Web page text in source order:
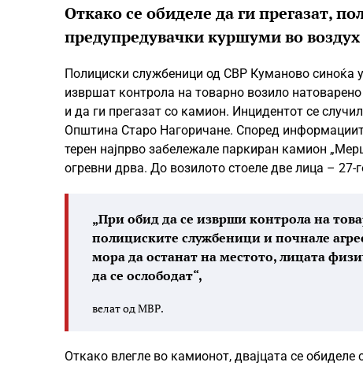
Откако се обиделе да ги прегазат,
предупредувачки куршуми во воздух
Полициски службеници од СВР Куманово синоќа
извршат контрола на товарно возило
и да ги прегазат со камион. Инцидентот се
Општина Старо Нагоричане. Според
терен најпрво забележале паркиран камион
огревни дрва. До возилото стоеле две лица –
„При обид да се изврши контрола на
полициските службеници и почнале
мора да останат на местото, лицата
да се ослободат“,
велат од МВР.
Откако влегле во камионот, двајцата се